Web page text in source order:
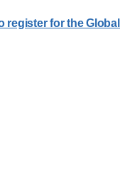
register for the